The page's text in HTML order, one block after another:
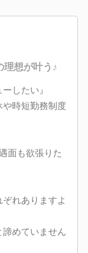
理想が叶う♪
したい』
や時短勤務制度
面も欲張りた
れありますよ
めていません